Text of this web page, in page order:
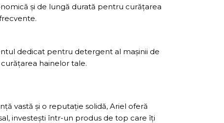
și de lungă durată pentru curățarea
dedicat pentru detergent al mașinii de
hainelor tale.
vastă și o reputație solidă, Ariel oferă
investești într-un produs de top care îți